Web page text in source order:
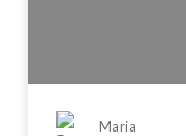
Maria